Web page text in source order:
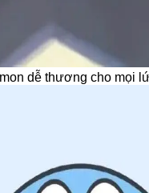
dễ thương cho mọi